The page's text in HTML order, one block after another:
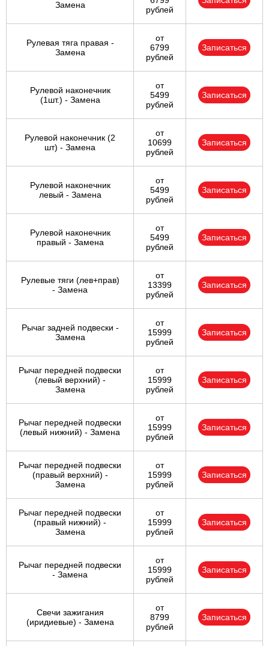
Замена
рублей
Рулевая тяга правая -
Замена
от
6799
рублей
Записаться
Рулевой наконечник
(1шт.) - Замена
от
5499
рублей
Записаться
Рулевой наконечник (2
шт) - Замена
от
10699
рублей
Записаться
Рулевой наконечник
левый - Замена
от
5499
рублей
Записаться
Рулевой наконечник
правый - Замена
от
5499
рублей
Записаться
Рулевые тяги (лев+прав)
- Замена
от
13399
рублей
Записаться
Рычаг задней подвески -
Замена
от
15999
рублей
Записаться
Рычаг передней подвески
(левый верхний) -
Замена
от
15999
рублей
Записаться
Рычаг передней подвески
(левый нижний) - Замена
от
15999
рублей
Записаться
Рычаг передней подвески
(правый верхний) -
Замена
от
15999
рублей
Записаться
Рычаг передней подвески
(правый нижний) -
Замена
от
15999
рублей
Записаться
Рычаг передней подвески
- Замена
от
15999
рублей
Записаться
Свечи зажигания
(иридиевые) - Замена
от
8799
рублей
Записаться